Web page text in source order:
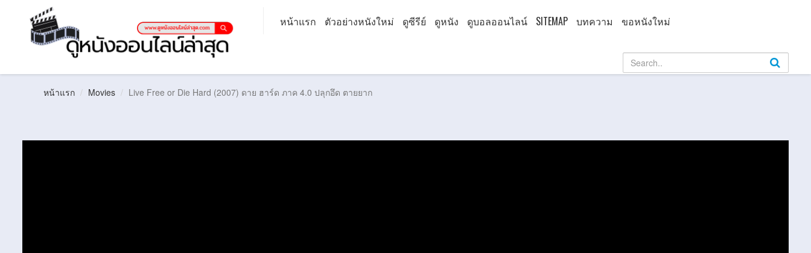
หน้าแรก ตัวอย่างหนังใหม่ ดูซีรีย์ ดูหนัง ดูบอลออนไลน์ SITEMAP บทความ ขอหนังใหม่
หน้าแรก Movies Live Free or Die Hard (2007) ดาย ฮาร์ด ภาค 4.0 ปลุกอึด ตายยาก